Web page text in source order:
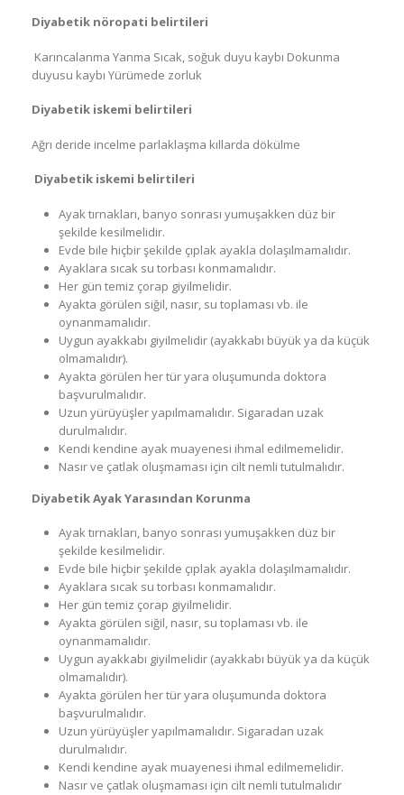
Diyabetik nöropati belirtileri
Karıncalanma Yanma Sıcak, soğuk duyu kaybı Dokunma
duyusu kaybı Yürümede zorluk
Diyabetik iskemi belirtileri
Ağrı deride incelme parlaklaşma kıllarda dökülme
Diyabetik iskemi belirtileri
Ayak tırnakları, banyo sonrası yumuşakken düz bir
şekilde kesilmelidir.
Evde bile hiçbir şekilde çıplak ayakla dolaşılmamalıdır.
Ayaklara sıcak su torbası konmamalıdır.
Her gün temiz çorap giyilmelidir.
Ayakta görülen siğil, nasır, su toplaması vb. ile
oynanmamalıdır.
Uygun ayakkabı giyilmelidir (ayakkabı büyük ya da küçük
olmamalıdır).
Ayakta görülen her tür yara oluşumunda doktora
başvurulmalıdır.
Uzun yürüyüşler yapılmamalıdır. Sigaradan uzak
durulmalıdır.
Kendi kendine ayak muayenesi ihmal edilmemelidir.
Nasır ve çatlak oluşmaması için cilt nemli tutulmalıdır.
Diyabetik Ayak Yarasından Korunma
Ayak tırnakları, banyo sonrası yumuşakken düz bir
şekilde kesilmelidir.
Evde bile hiçbir şekilde çıplak ayakla dolaşılmamalıdır.
Ayaklara sıcak su torbası konmamalıdır.
Her gün temiz çorap giyilmelidir.
Ayakta görülen siğil, nasır, su toplaması vb. ile
oynanmamalıdır.
Uygun ayakkabı giyilmelidir (ayakkabı büyük ya da küçük
olmamalıdır).
Ayakta görülen her tür yara oluşumunda doktora
başvurulmalıdır.
Uzun yürüyüşler yapılmamalıdır. Sigaradan uzak
durulmalıdır.
Kendi kendine ayak muayenesi ihmal edilmemelidir.
Nasır ve çatlak oluşmaması için cilt nemli tutulmalıdır